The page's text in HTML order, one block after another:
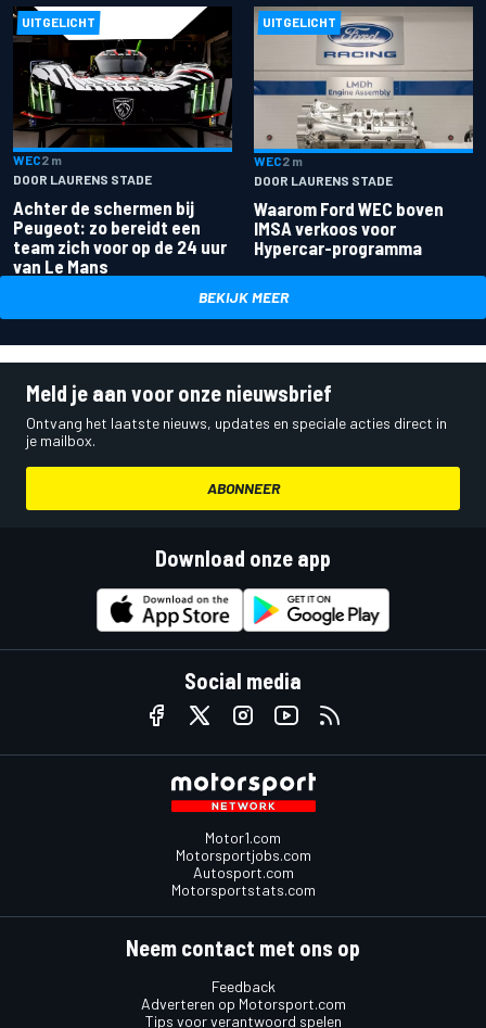
UITGELICHT
WEC2 m
DOOR LAURENS STADE
Achter de schermen bij
Peugeot: zo bereidt een
team zich voor op de 24 uur
van Le Mans
UITGELICHT
WEC2 m
DOOR LAURENS STADE
Waarom Ford WEC boven
IMSA verkoos voor
Hypercar-programma
BEKIJK MEER
Meld je aan voor onze nieuwsbrief
Ontvang het laatste nieuws, updates en speciale acties direct in
je mailbox.
ABONNEER
Download onze app
Social media
Motor1.com
Motorsportjobs.com
Autosport.com
Motorsportstats.com
Neem contact met ons op
Feedback
Adverteren op Motorsport.com
Tips voor verantwoord spelen